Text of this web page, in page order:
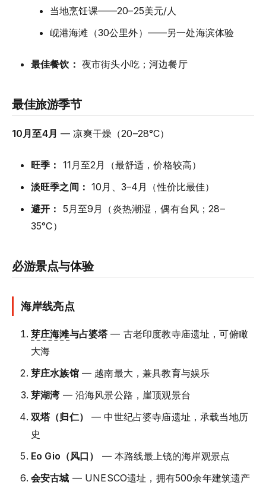
当地烹饪课——20–25美元/人
岘港海滩（30公里外）——另一处海滨体验
最佳餐饮： 夜市街头小吃；河边餐厅
最佳旅游季节
10月至4月 — 凉爽干燥（20–28°C）
旺季： 11月至2月（最舒适，价格较高）
淡旺季之间： 10月、3–4月（性价比最佳）
避开： 5月至9月（炎热潮湿，偶有台风；28–
35°C）
必游景点与体验
海岸线亮点
芽庄海滩与占婆塔— 古老印度教寺庙遗址，可俯瞰
大海
芽庄水族馆— 越南最大，兼具教育与娱乐
芽湖湾— 沿海风景公路，崖顶观景台
双塔（归仁）
— 中世纪占婆寺庙遗址，承载当地历
史
Eo Gio（风口）
— 本路线最上镜的海岸观景点
会安古城 — UNESCO遗址，拥有500余年建筑遗产